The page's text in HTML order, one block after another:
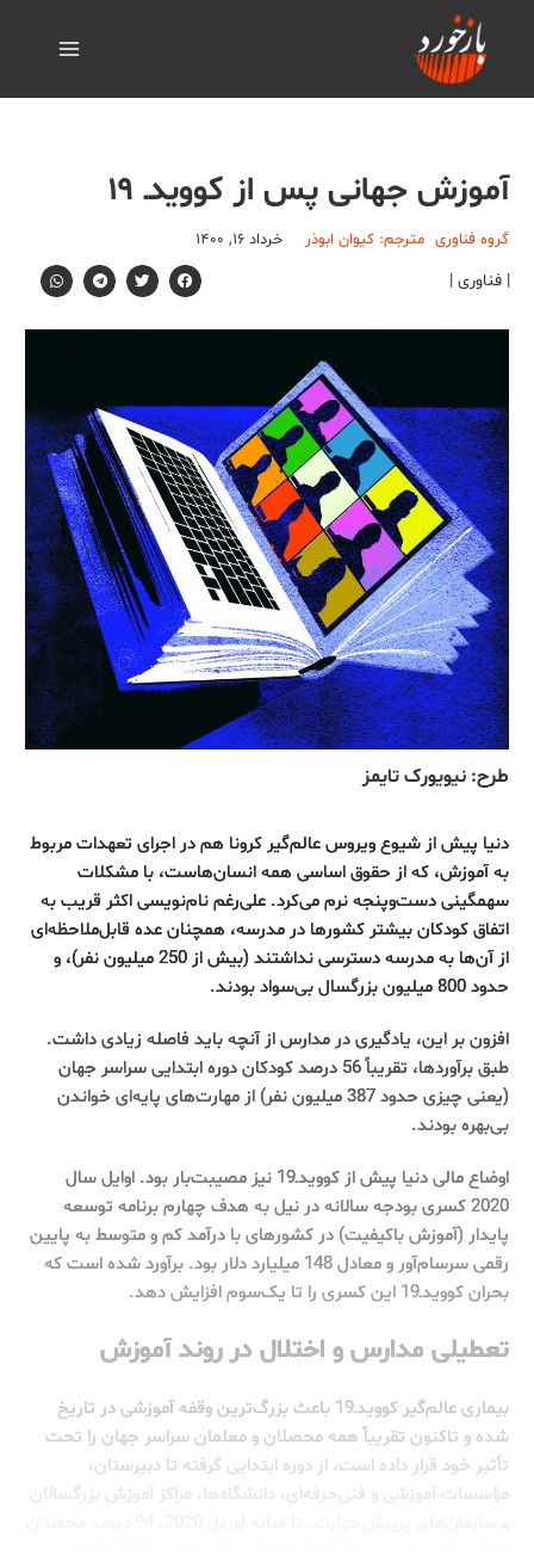
آموزش جهانی پس از کوویدـ ۱۹
گروه فناوری مترجم: کیوان ابوذر خرداد ۱۶, ۱۴۰۰
| فناوری |
طرح: نیویورک تایمز
دنیا پیش از شیوع ویروس عالم‌گیر کرونا هم در اجرای تعهدات مربوط
به آموزش، که از حقوق اساسی همه انسان‌هاست، با مشکلات
سهمگینی دست‌وپنجه نرم می‌کرد. علی‌رغم نام‌نویسی اکثر قریب به
اتفاق کودکان بیشتر کشورها در مدرسه، همچنان عده قابل‌ملاحظه‌ای
از آن‌ها به مدرسه دسترسی نداشتند (بیش از 250 میلیون نفر)، و
حدود 800 میلیون بزرگسال بی‌سواد بودند.
افزون بر این، یادگیری در مدارس از آنچه باید فاصله زیادی داشت.
طبق برآوردها، تقریباً 56 درصد کودکان دوره ابتدایی سراسر جهان
(یعنی چیزی حدود 387 میلیون نفر) از مهارت‌های پایه‌ای خواندن
بی‌بهره بودند.
اوضاع مالی دنیا پیش از کوویدـ19 نیز مصیبت‌بار بود. اوایل سال
2020 کسری بودجه سالانه در نیل به هدف چهارم برنامه توسعه
پایدار (آموزش باکیفیت) در کشورهای با درآمد کم و متوسط ‌به ‌پایین
رقمی سرسام‌آور و معادل 148 میلیارد دلار بود. برآورد شده است که
بحران کوویدـ19 این کسری را تا یک‌سوم افزایش دهد.
تعطیلی مدارس و اختلال در روند آموزش
بیماری عالم‌گیر کوویدـ19 باعث بزرگ‌ترین وقفه آموزشی در تاریخ
شده و تاکنون تقریباً همه محصلان و معلمان سراسر جهان را تحت
تأثیر خود قرار داده است، از دوره ابتدایی گرفته تا دبیرستان،
مؤسسات آموزشی و فنی‌حرفه‌ای، دانشگاه‌ها، مراکز آموزش بزرگسالان